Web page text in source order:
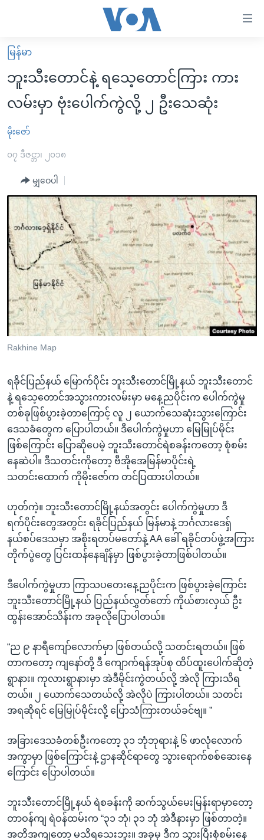
လွယ်ကူ
စေ
သည့်
များ
ပင်မ
ရန်
ပင်မ
အ
ညွန်း
စာမျက်နှာ
သို့
ကျော်
ကြည့်
ရှာဖွေ
ရန်
နေရာ
သို့
ကျော်
ရန်
မူလစာမျက်နှာ
မြန်မာ
ကမ္ဘာ့သတင်းများ
နိုင်ငံတကာ
အစ္စရေး-ပါလက်စတိုင်း
ဗွီဒီယို
အင်္ဂလိပ်စာလေ့လာမယ်
အမေရိကန်သုံးအီဒီယံ
မကြေးမုံရဲ့ အင်္ဂလိပ်စာ
ရုပ်ရှင်ထဲက အင်္ဂလိပ်စာ
သုတပဒေသာ အင်္ဂလိပ်စာ
အပတ်စဉ်ကဏ္ဍများ
ရေဒီယို
ရေဒီယိုနှင့်ရုပ်သံ အချက်အလက်များ
ရေဒီယို/တီဗွီအစီအစဉ်
Learning English
ဗွီအိုအေ လူမှုကွန်ယက်များ
ဘာသာစကားများ
မြန်မာ
ဘူးသီးတောင်နဲ့ ရသေ့တောင်ကြား ကား
လမ်းမှာ ဗုံးပေါက်ကွဲလို့ ၂ ဦးသေဆုံး
မိုးဇော်
၀၇ ဒီဇင္ဘာ၊ ၂၀၁၈
မျှဝေပါ
Rakhine Map
ရခိုင်ပြည်နယ် မြောက်ပိုင်း ဘူးသီးတောင်မြို့နယ် ဘူးသီးတောင်
နဲ့ ရသေ့တောင်အသွားကားလမ်းမှာ မနေ့ညပိုင်းက ပေါက်ကွဲမှု
တစ်ခုဖြစ်ပွားခဲ့တာကြောင့် လူ ၂ ယောက်သေဆုံးသွားကြောင်း
ဒေသခံတွေက ပြောပါတယ်။ ဒီပေါက်ကွဲမှုဟာ မြေမြုပ်မိုင်း
ဖြစ်ကြောင်း ပြောဆိုပေမဲ့ ဘူးသီးတောင်ရဲစခန်းကတော့ စုံစမ်း
နေဆဲပါ။ ဒီသတင်းကိုတော့ ဗီအိုအေမြန်မာပိုင်းရဲ့
သတင်းထောက် ကိုမိုးဇော်က တင်ပြထားပါတယ်။
ဟုတ်ကဲ့။ ဘူးသီးတောင်မြို့နယ်အတွင်း ပေါက်ကွဲမှုဟာ ဒီ
ရက်ပိုင်းတွေအတွင်း ရခိုင်ပြည်နယ် မြန်မာနဲ့ ဘင်္ဂလားဒေရှ်
နယ်စပ်ဒေသမှာ အစိုးရတပ်မတော်နဲ့ AA ခေါ် ရခိုင်တပ်ဖွဲ့အကြား
တိုက်ပွဲတွေ ပြင်းထန်နေချိန်မှာ ဖြစ်ပွားခဲ့တာဖြစ်ပါတယ်။
ဒီပေါက်ကွဲမှုဟာ ကြာသပတေးနေ့ညပိုင်းက ဖြစ်ပွားခဲ့ကြောင်း
ဘူးသီးတောင်မြို့နယ် ပြည်နယ်လွှတ်တော် ကိုယ်စားလှယ် ဦး
ထွန်းအောင်သိန်းက အခုလိုပြောပါတယ်။
“ည ၉ နာရီကျော်လောက်မှာ ဖြစ်တယ်လို့ သတင်းရတယ်။ ဖြစ်
တာကတော့ ကျနော်တို့ ဒီ ကျောက်ရန်အုပ်စု ထိပ်ထူးပေါက်ဆိုတဲ့
ရွာနား။ ကုလားရွာနားမှာ အဲဒီမိုင်းကွဲတယ်လို့ အဲလို ကြားသိရ
တယ်။ ၂ ယောက်သေတယ်လို့ အဲလိုပဲ ကြားပါတယ်။ သတင်း
အရဆိုရင် မြေမြုပ်မိုင်းလို့ ပြောသံကြားတယ်ခင်ဗျ။ ”
အခြားဒေသခံတစ်ဦးကတော့ ၃၁ ဘုံဘုရားနဲ့ ၆ ဖာလုံလောက်
အကွာမှာ ဖြစ်ကြောင်းနဲ့ ဌာနဆိုင်ရာတွေ သွားရောက်စစ်ဆေးနေ
ကြောင်း ပြောပါတယ်။
ဘူးသီးတောင်မြို့နယ် ရဲစခန်းကို ဆက်သွယ်မေးမြန်းရာမှာတော့
တာဝန်ကျ ရဲဝန်ထမ်းက “၃၁ ဘုံ၊ ၃၁ ဘုံ အဲဒီနားမှာ ဖြစ်တာတဲ့။
အတိအကျတော့ မသိရသေးဘူး။ အခုမှ ဒီက သွားပြီးစုံစမ်းနေ